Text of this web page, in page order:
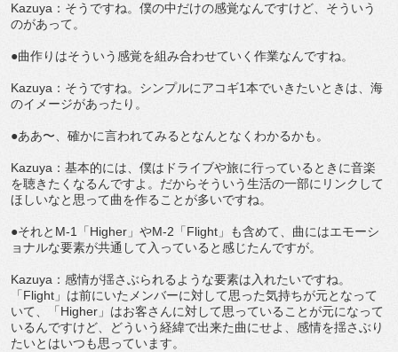
Kazuya：そうですね。僕の中だけの感覚なんですけど、そういう
のがあって。
●曲作りはそういう感覚を組み合わせていく作業なんですね。
Kazuya：そうですね。シンプルにアコギ1本でいきたいときは、海
のイメージがあったり。
●ああ〜、確かに言われてみるとなんとなくわかるかも。
Kazuya：基本的には、僕はドライブや旅に行っているときに音楽
を聴きたくなるんですよ。だからそういう生活の一部にリンクして
ほしいなと思って曲を作ることが多いですね。
●それとM-1「Higher」やM-2「Flight」も含めて、曲にはエモーシ
ョナルな要素が共通して入っていると感じたんですが。
Kazuya：感情が揺さぶられるような要素は入れたいですね。
「Flight」は前にいたメンバーに対して思った気持ちが元となって
いて、「Higher」はお客さんに対して思っていることが元になって
いるんですけど、どういう経緯で出来た曲にせよ、感情を揺さぶり
たいとはいつも思っています。